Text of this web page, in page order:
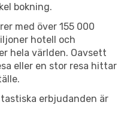
bokning.
med över 155 000
hotell och
hela världen. Oavsett
eller en stor resa hittar
erbjudanden är